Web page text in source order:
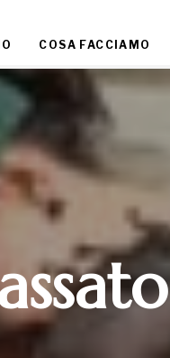
COSA FACCIAMO